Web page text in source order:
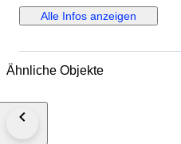
prodotti sono Originali al 100%. Si
allegate. Nessun costo doganale per
ore. N.B. Se necessiti di fattura, segnalalo nel momento in cui effettui il
Alle Infos anzeigen
Ähnliche Objekte